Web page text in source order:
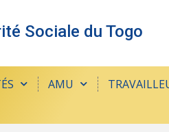
Sociale du Togo
AMU